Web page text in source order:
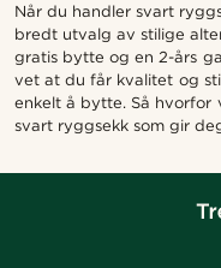
Når du handler svart
bredt utvalg av stilige
gratis bytte og en 2-års
vet at du får kvalitet og
enkelt å bytte. Så hvorfor
svart ryggsekk som gir